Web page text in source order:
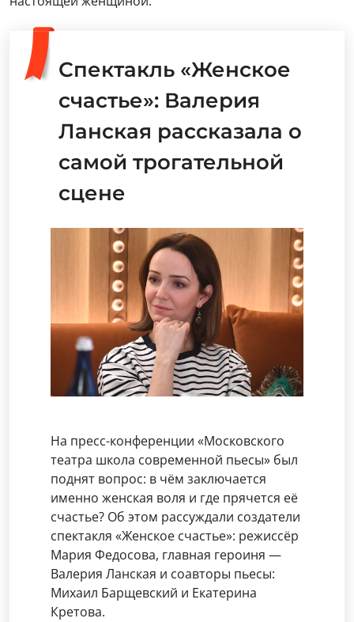
Спектакль «Женское
счастье»: Валерия
Ланская рассказала о
самой трогательной
сцене
На пресс-конференции «Московского
театра школа современной пьесы» был
поднят вопрос: в чём заключается
именно женская воля и где прячется её
счастье? Об этом рассуждали создатели
спектакля «Женское счастье»: режиссёр
Мария Федосова, главная героиня —
Валерия Ланская и соавторы пьесы:
Михаил Барщевский и Екатерина
Кретова.